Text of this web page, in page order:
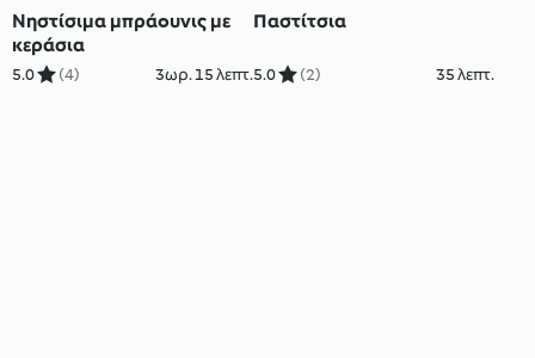
Νηστίσιμα μπράουνις με
κεράσια
5.0 (4) 3ωρ. 15 λεπτ.
Παστίτσια
5.0 (2) 35 λεπτ.